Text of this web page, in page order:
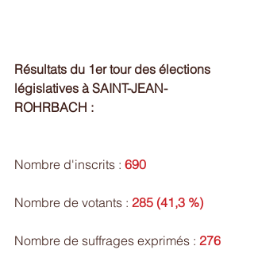
Résultats du 1er tour des élections
législatives à SAINT-JEAN-
ROHRBACH :
Nombre d'inscrits : 690
Nombre de votants : 285 (41,3 %)
Nombre de suffrages exprimés : 276